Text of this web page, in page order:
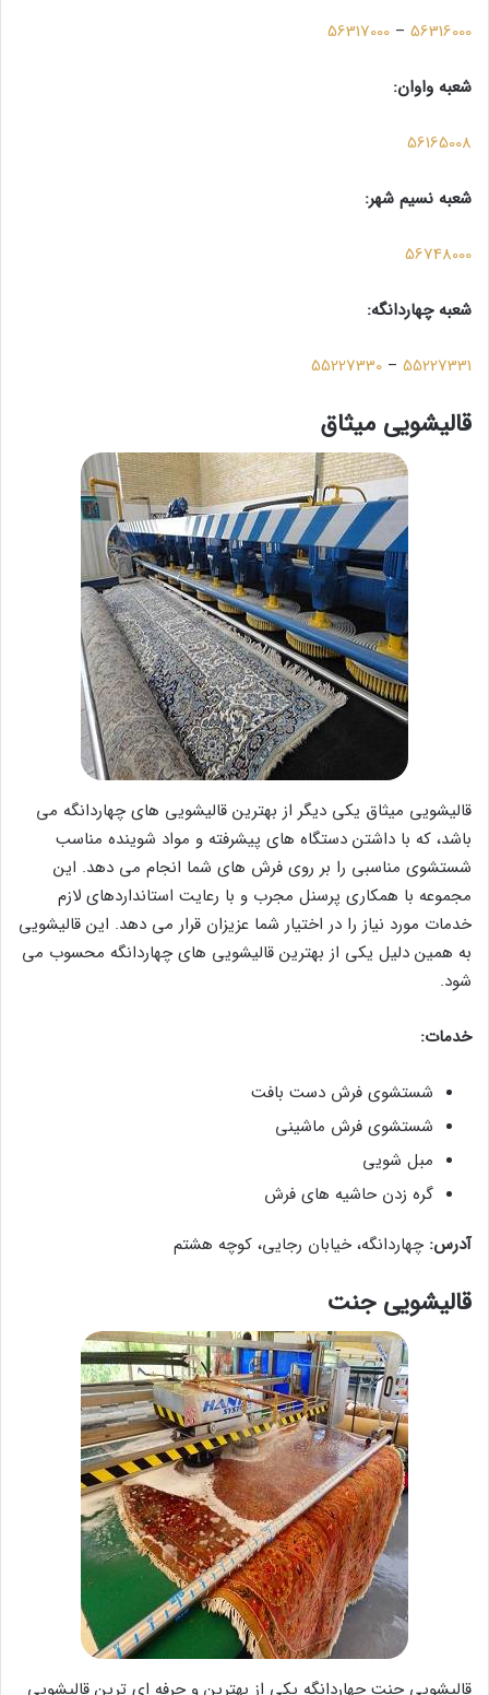
56316000
–
56317000
شعبه واوان:
56165008
شعبه نسیم شهر:
56748000
شعبه چهاردانگه:
55227331
–
55227330
قالیشویی میثاق
قالیشویی میثاق یکی دیگر از بهترین قالیشویی های چهاردانگه می
باشد، که با داشتن دستگاه های پیشرفته و مواد شوینده مناسب
شستشوی مناسبی را بر روی فرش های شما انجام می دهد. این
مجموعه با همکاری پرسنل مجرب و با رعایت استانداردهای لازم
خدمات مورد نیاز را در اختیار شما عزیزان قرار می دهد. این قالیشویی
به همین دلیل یکی از بهترین قالیشویی های چهاردانگه محسوب می
شود.
خدمات:
شستشوی فرش دست بافت
شستشوی فرش ماشینی
مبل شویی
گره زدن حاشیه های فرش
آدرس: چهاردانگه، خیابان رجایی، کوچه هشتم
قالیشویی جنت
قالیشویی جنت چهاردانگه یکی از بهترین و حرفه ای ترین قالیشویی